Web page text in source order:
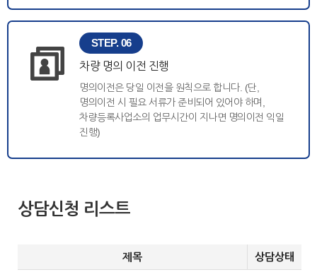
STEP. 06
차량 명의 이전 진행
명의이전은 당일 이전을 원칙으로 합니다. (단,
명의이전 시 필요 서류가 준비되어 있어야 하며,
차량등록사업소의 업무시간이 지나면 명의이전 익일
진행)
상담신청 리스트
제목 상담상태